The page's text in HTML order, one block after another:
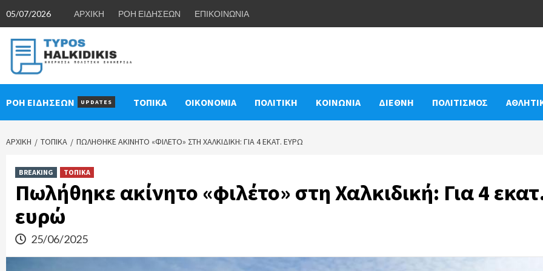
content
05/07/2026 ΑΡΧΙΚΗ ΡΟΗ ΕΙΔΗΣΕΩΝ ΕΠΙΚΟΙΝΩΝΙΑ
ΡΟΗ ΕΙΔΗΣΕΩΝ UPDATES ΤΟΠΙΚΑ ΟΙΚΟΝΟΜΙΑ ΠΟΛΙΤΙΚΗ ΚΟΙΝΩΝΙΑ ΔΙΕΘΝΗ ΠΟΛΙΤΙΣΜΟΣ
ΑΡΧΙΚΉ ΤΟΠΙΚΑ ΠΩΛΉΘΗΚΕ ΑΚΊΝΗΤΟ «ΦΙΛΈΤΟ» ΣΤΗ ΧΑΛΚΙΔΙΚΉ: ΓΙΑ 4 ΕΚΑΤ. ΕΥΡΏ
BREAKING ΤΟΠΙΚΑ
Πωλήθηκε ακίνητο «φιλέτο» στη Χαλκιδική: Για 4
ευρώ
25/06/2025